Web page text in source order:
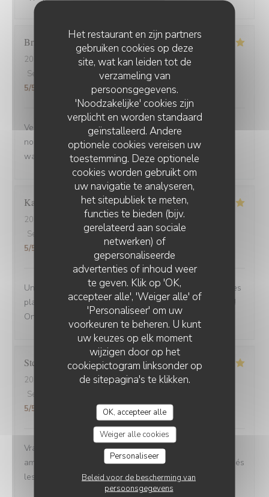
Het restaurant en zijn partners
gebruiken cookies op deze
site, wat kan leiden tot de
verzameling van
persoonsgegevens.
'Noodzakelijke' cookies zijn
verplicht en worden standaard
geïnstalleerd. Andere
optionele cookies vereisen uw
toestemming. Deze optionele
cookies worden gebruikt om
uw navigatie te analyseren,
het sitepubliek te meten,
functies te bieden (bijv.
gerelateerd aan sociale
netwerken) of
gepersonaliseerde
advertenties of inhoud weer
te geven. Klik op 'OK,
accepteer alle', 'Weiger alle' of
'Personaliseer' om uw
voorkeuren te beheren. U kunt
uw keuzes op elk moment
wijzigen door op het
cookiepictogram linksonder op
de sitepagina's te klikken.
OK, accepteer alle
Weiger alle cookies
Personaliseer
Beleid voor de bescherming van
persoonsgegevens
Brigitte
2025-09-02
- 12:30 - Gasten 3
Service
Atmosfeer:5/5 Keuken:5/5
5/5
Venue avec des amis de Belfort.super bien accueillis,
nous avons beaucoup apprécié la carbonade et le
waterzoi de poissons Nous reviendrons
Karine
2025-08-30
- 21:15 - Gasten 4
Service
Atmosfeer:5/5 Keuken:5/5 Kwaliteit / Prijs
5/5
Une adresse a absolument découvrir ! Une ambiance,des
plats tous délicieux,un personnel attentionné et réactif !!
On reviendra....
Stefano
2025-08-30
- 12:00 - Gasten 6
Service
5/5
Vrai Estaminet du Nord, nourriture excellente, uste a
ameillorer le rytme de sortie des plats, pas tjs coordonnés
les frites avec les plats principaux.